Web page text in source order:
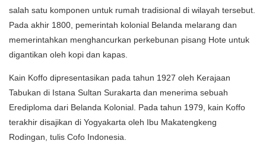
salah satu komponen untuk rumah tradisional di wilayah tersebut.
Pada akhir 1800, pemerintah kolonial Belanda melarang dan
memerintahkan menghancurkan perkebunan pisang Hote untuk
digantikan oleh kopi dan kapas.
Kain Koffo dipresentasikan pada tahun 1927 oleh Kerajaan
Tabukan di Istana Sultan Surakarta dan menerima sebuah
Erediploma dari Belanda Kolonial. Pada tahun 1979, kain Koffo
terakhir disajikan di Yogyakarta oleh Ibu Makatengkeng
Rodingan, tulis Cofo Indonesia.